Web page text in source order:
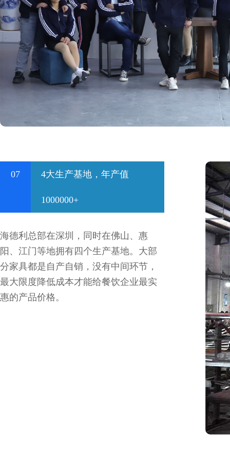
07 4大生产基地，年产值
1000000+
海德利总部在深圳，同时在佛山、惠
阳、江门等地拥有四个生产基地。大部
分家具都是自产自销，没有中间环节，
最大限度降低成本才能给餐饮企业最实
惠的产品价格。